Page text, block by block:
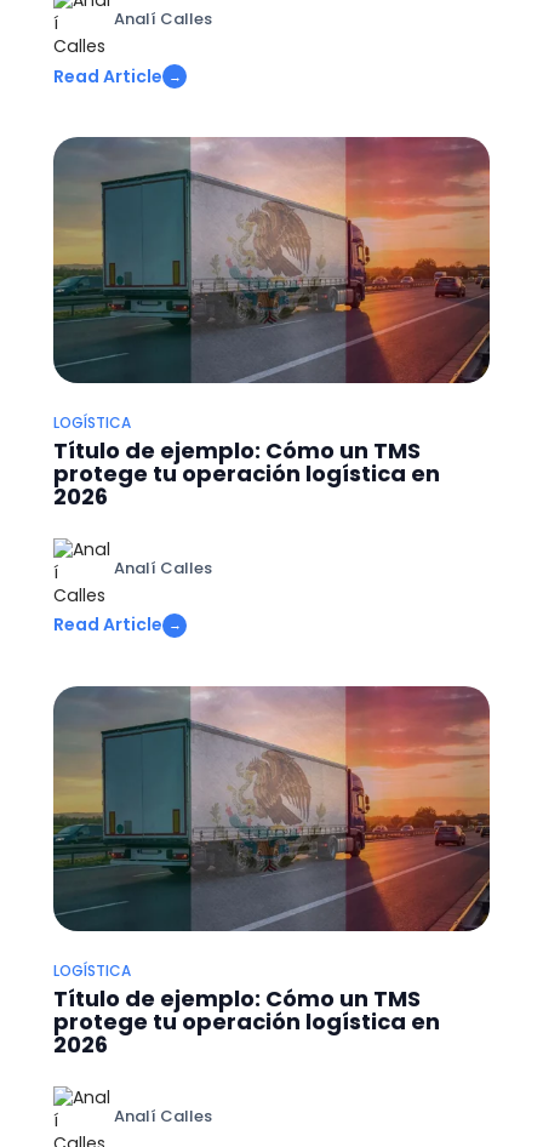
Analí Calles
Read Article →
LOGÍSTICA
Título de ejemplo: Cómo un TMS
protege tu operación logística en
2026
Analí Calles
Read Article →
LOGÍSTICA
Título de ejemplo: Cómo un TMS
protege tu operación logística en
2026
Analí Calles